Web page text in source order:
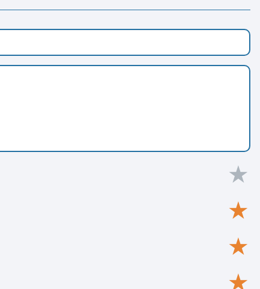
★
★
★